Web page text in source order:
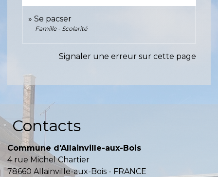
Se pacser
Famille - Scolarité
Signaler une erreur sur cette page
Contacts
Commune d'Allainville-aux-Bois
4 rue Michel Chartier
78660 Allainville-aux-Bois - FRANCE